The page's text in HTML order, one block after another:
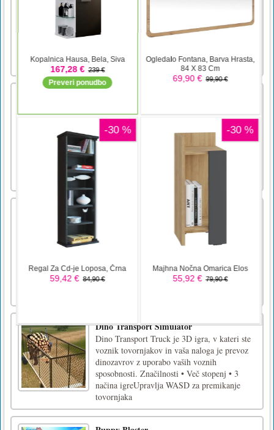
poskusite kavboje in puške. Za zmago v tem
krogu moraš ubiti 20 kriminalcev. Pojdite v
pub in se skrijete za leseno ograjo, ne
končni zmagovalec igre Kogam [...]
from genre of puzzle and jigsaw games. You
can select one of the 12 images and then select
one of the three modes: easy with 25 pieces,
medium with 49 pieces and hard with 100
play the game o [...]
Božič se bliža in pozdravili ga bomo s to
spominsko mini igro. Kliknite na karte, da jih
obrnete in si zapomnite njihove položaje. S
kart v tej spominski različici. Poskusite
odkleniti vse karte v najkrajšem možnem
Dino Transport Simulator
Dino Transport Truck je 3D igra, v kateri ste
voznik tovornjakov in vaša naloga je prevoz
dinozavrov z uporabo vaših voznih
sposobnosti. Značilnosti • Več stopenj • 3
načina igreUpravlja WASD za premikanje
tovornjaka